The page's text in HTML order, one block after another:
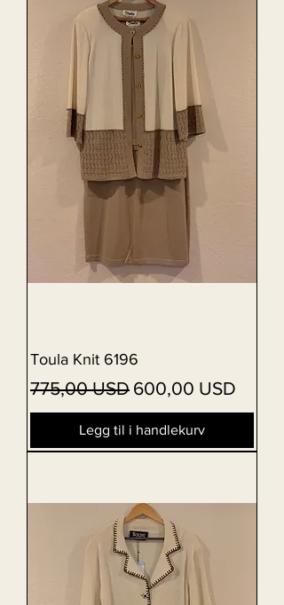
Toula Knit 6196
Vanlig pris
775,00 USD Salgspris
600,00 USD
Legg til i handlekurv